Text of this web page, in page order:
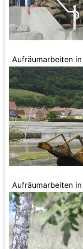
Aufräumarbeiten
Aufräumarbeiten
Niederösterreich.